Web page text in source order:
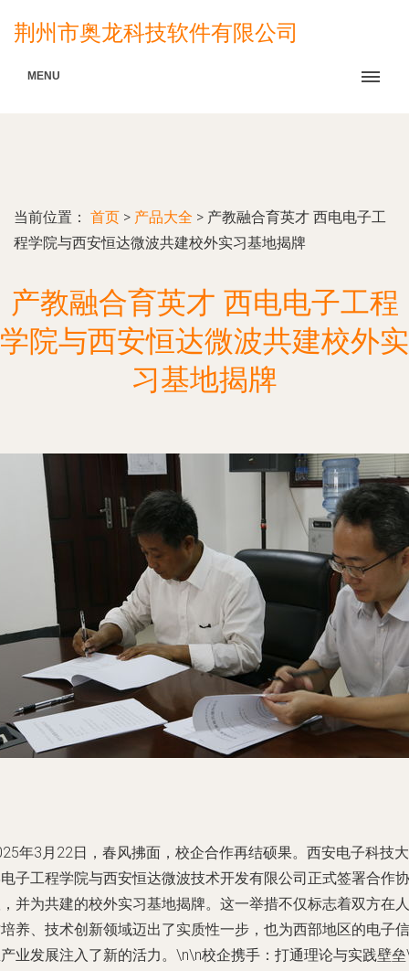
荆州市奥龙科技软件有限公司
MENU
当前位置： 首页 > 产品大全 > 产教融合育英才 西电电子工
程学院与西安恒达微波共建校外实习基地揭牌
产教融合育英才 西电电子工程
学院与西安恒达微波共建校外实
习基地揭牌
年3月22日，春风拂面，校企合作再结硕果。西安电子科技大
子工程学院与西安恒达微波技术开发有限公司正式签署合作协
并为共建的校外实习基地揭牌。这一举措不仅标志着双方在人
养、技术创新领域迈出了实质性一步，也为西部地区的电子信
业发展注入了新的活力。\n\n校企携手：打通理论与实践壁垒